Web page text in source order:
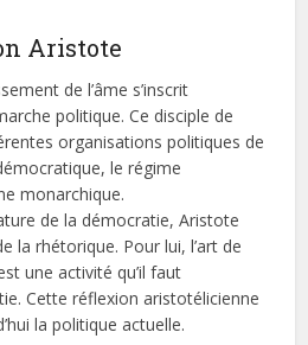
Aristote
de l’âme s’inscrit
politique. Ce disciple de
organisations politiques de
le régime
monarchique.
de la démocratie, Aristote
la rhétorique. Pour lui, l’art de
une activité qu’il faut
Cette réflexion aristotélicienne
la politique actuelle.